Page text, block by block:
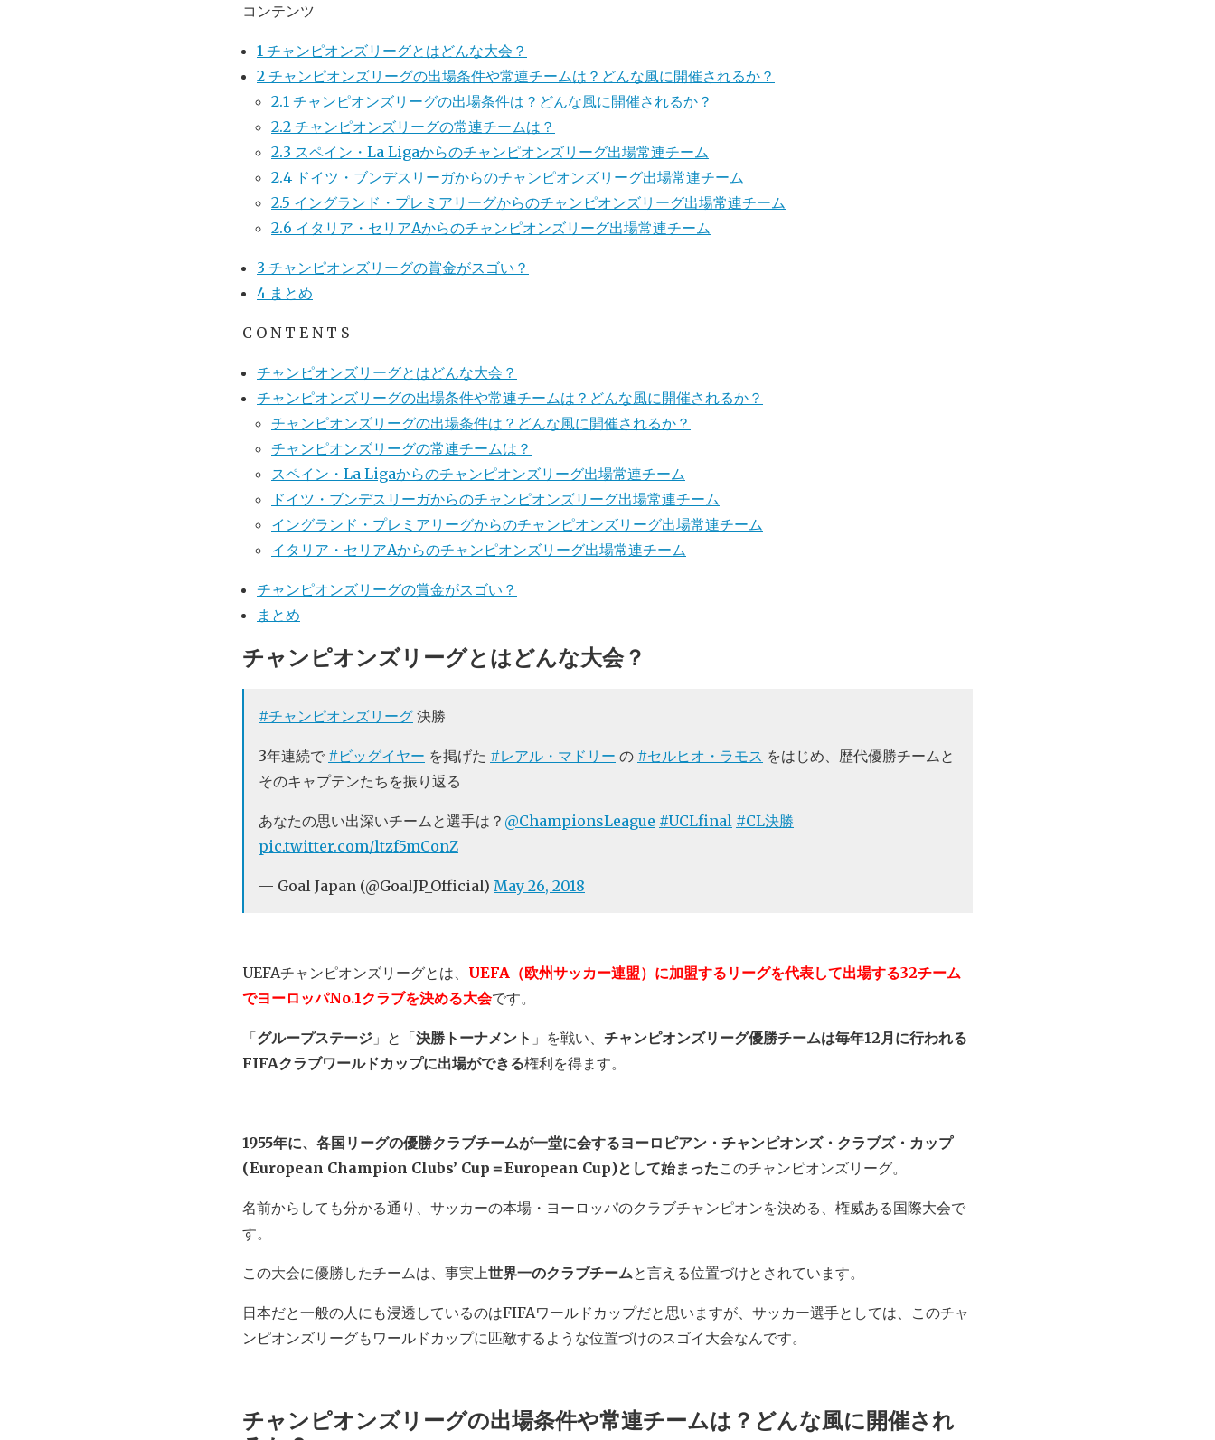
コンテンツ
1 チャンピオンズリーグとはどんな大会？
2 チャンピオンズリーグの出場条件や常連チームは？どんな風に開催されるか？
2.1 チャンピオンズリーグの出場条件は？どんな風に開催されるか？
2.2 チャンピオンズリーグの常連チームは？
2.3 スペイン・La Ligaからのチャンピオンズリーグ出場常連チーム
2.4 ドイツ・ブンデスリーガからのチャンピオンズリーグ出場常連チーム
2.5 イングランド・プレミアリーグからのチャンピオンズリーグ出場常連チーム
2.6 イタリア・セリアAからのチャンピオンズリーグ出場常連チーム
3 チャンピオンズリーグの賞金がスゴい？
4 まとめ
C O N T E N T S
チャンピオンズリーグとはどんな大会？
チャンピオンズリーグの出場条件や常連チームは？どんな風に開催されるか？
チャンピオンズリーグの出場条件は？どんな風に開催されるか？
チャンピオンズリーグの常連チームは？
スペイン・La Ligaからのチャンピオンズリーグ出場常連チーム
ドイツ・ブンデスリーガからのチャンピオンズリーグ出場常連チーム
イングランド・プレミアリーグからのチャンピオンズリーグ出場常連チーム
イタリア・セリアAからのチャンピオンズリーグ出場常連チーム
チャンピオンズリーグの賞金がスゴい？
まとめ
チャンピオンズリーグとはどんな大会？
#チャンピオンズリーグ 決勝
3年連続で #ビッグイヤー を掲げた #レアル・マドリー の #セルヒオ・ラモス をはじめ、歴代優勝チームと
そのキャプテンたちを振り返る
あなたの思い出深いチームと選手は？ @ChampionsLeague #UCLfinal #CL決勝
pic.twitter.com/ltzf5mConZ
— Goal Japan (@GoalJP_Official) May 26, 2018
UEFAチャンピオンズリーグとは、 UEFA（欧州サッカー連盟）に加盟するリーグを代表して出場する32チーム
でヨーロッパNo.1クラブを決める大会です。
「グループステージ 」と「決勝トーナメント 」を戦い、 チャンピオンズリーグ優勝チームは毎年12月に行われる
FIFAクラブワールドカップに出場ができる権利を得ます。
1955年に、各国リーグの優勝クラブチームが一堂に会するヨーロピアン・チャンピオンズ・クラブズ・カップ
(European Champion Clubs’ Cup＝European Cup)として始まったこのチャンピオンズリーグ。
名前からしても分かる通り、サッカーの本場・ヨーロッパのクラブチャンピオンを決める、権威ある国際大会で
す。
この大会に優勝したチームは、事実上世界一のクラブチームと言える位置づけとされています。
日本だと一般の人にも浸透しているのはFIFAワールドカップだと思いますが、サッカー選手としては、このチャ
ンピオンズリーグもワールドカップに匹敵するような位置づけのスゴイ大会なんです。
チャンピオンズリーグの出場条件や常連チームは？どんな風に開催され